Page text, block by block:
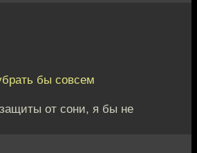
бы совсем
от сони, я бы не